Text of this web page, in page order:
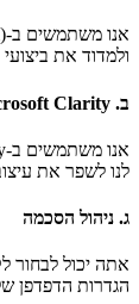
ולמדוד את
ב. Microsoft Clarity
לנו לשפר את
ג. ניהול הסכמה
אתה יכול לבחור
הגדרות הדפדפן